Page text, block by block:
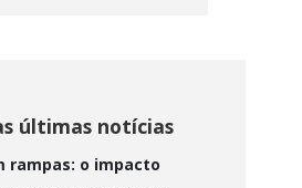
últimas notícias
rampas: o impacto